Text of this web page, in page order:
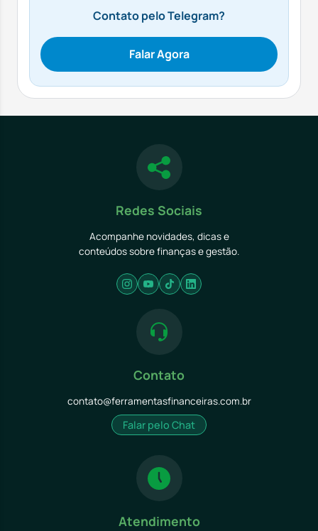
Contato pelo Telegram?
Falar Agora
Redes Sociais
Acompanhe novidades, dicas e
conteúdos sobre finanças e gestão.
Contato
contato@ferramentasfinanceiras.com.br
Falar pelo Chat
Atendimento